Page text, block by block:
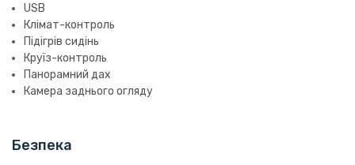
USB
Клімат-контроль
Підігрів сидінь
Круїз-контроль
Панорамний дах
Камера заднього огляду
Безпека